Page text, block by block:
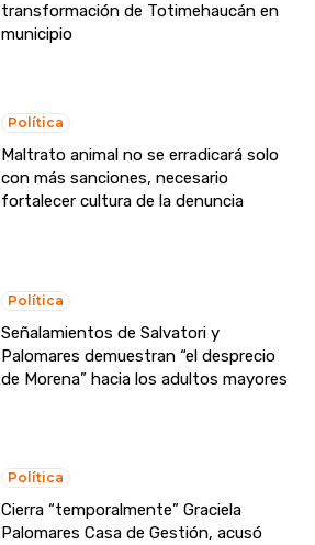
transformación de Totimehaucán en
municipio
Política
Maltrato animal no se erradicará solo
con más sanciones, necesario
fortalecer cultura de la denuncia
Política
Señalamientos de Salvatori y
Palomares demuestran “el desprecio
de Morena” hacia los adultos mayores
Política
Cierra “temporalmente” Graciela
Palomares Casa de Gestión, acusó